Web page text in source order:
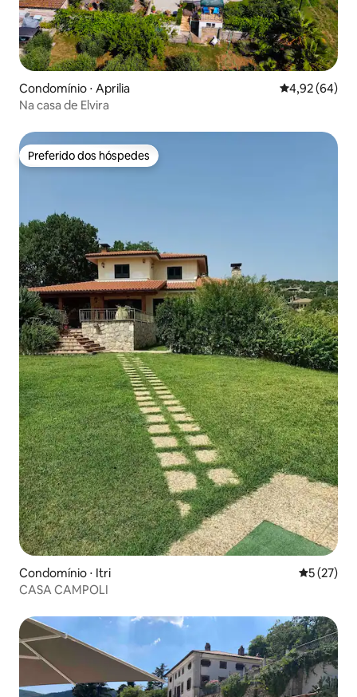
Condomínio ⋅ Aprilia 4,92 de uma
4,92 (64)
Na casa de Elvira
Preferido dos hóspedes
Preferido dos hóspedes
Condomínio ⋅ Itri 5 de uma
5 (27)
CASA CAMPOLI